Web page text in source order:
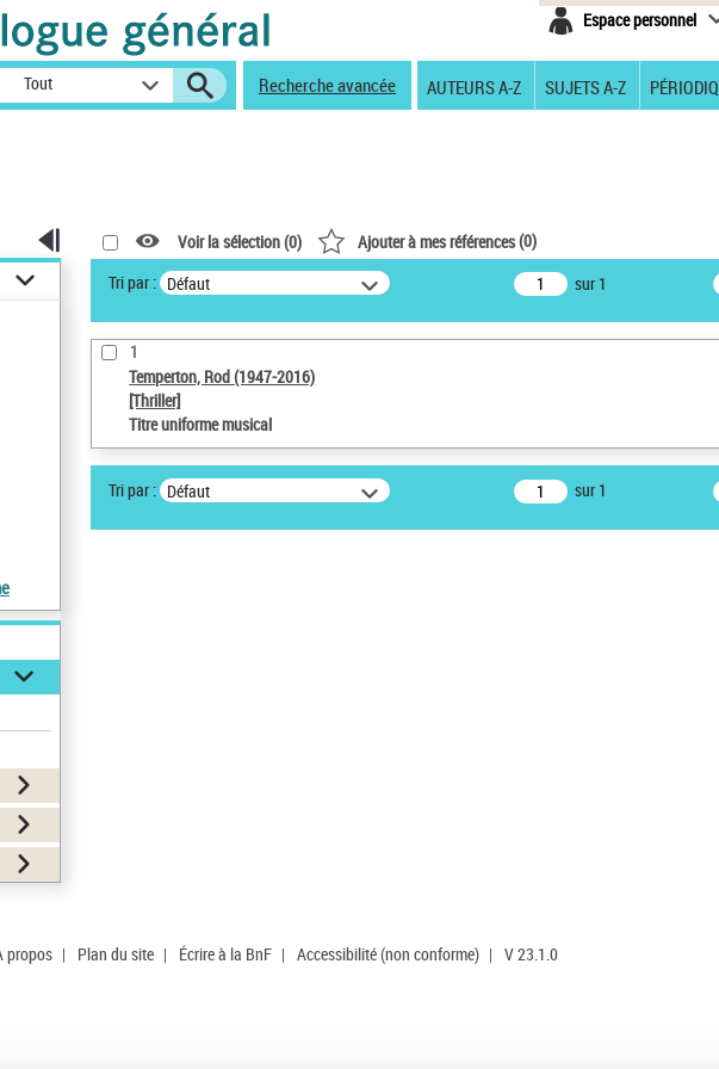
Espace personnel
Tout Recherche avancée AUTEURS A-Z SUJETS A-Z
Voir la sélection (0) Ajouter à mes références(0)
Tri par : Défaut sur 1
1
Temperton, Rod (1947-2016)
[Thriller]
Titre uniforme musical
Tri par : Défaut sur 1
propos | Plan du site | Écrire à la BnF | Accessibilité (non conforme) | V 23.1.0